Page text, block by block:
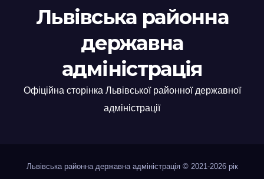
Львівська районна
державна
адміністрація
Офіційна сторінка Львівської районної державної
адміністрації
Львівська районна державна адміністрація © 2021-2026 рік